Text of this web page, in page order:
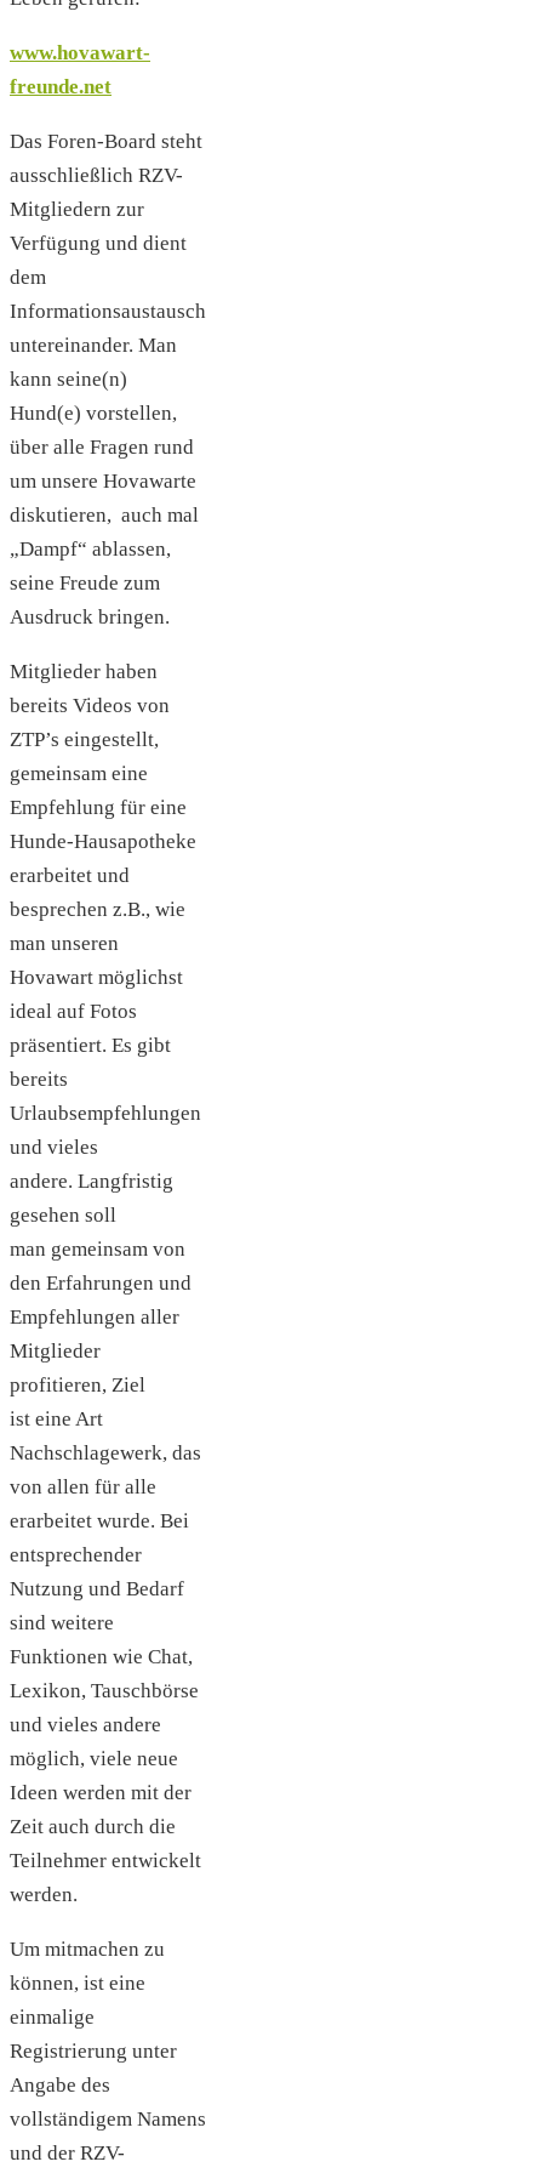
www.hovawart-
freunde.net
Das Foren-Board steht
ausschließlich RZV-
Mitgliedern zur
Verfügung und dient
dem
Informationsaustausch
untereinander. Man
kann seine(n)
Hund(e) vorstellen,
über alle Fragen rund
um unsere Hovawarte
diskutieren, auch mal
„Dampf“ ablassen,
seine Freude zum
Ausdruck bringen.
Mitglieder haben
bereits Videos von
ZTP’s eingestellt,
gemeinsam eine
Empfehlung für eine
Hunde-Hausapotheke
erarbeitet und
besprechen z.B., wie
man unseren
Hovawart möglichst
ideal auf Fotos
präsentiert. Es gibt
bereits
Urlaubsempfehlungen
und vieles
andere. Langfristig
gesehen soll
man gemeinsam von
den Erfahrungen und
Empfehlungen aller
Mitglieder
profitieren, Ziel
ist eine Art
Nachschlagewerk, das
von allen für alle
erarbeitet wurde. Bei
entsprechender
Nutzung und Bedarf
sind weitere
Funktionen wie Chat,
Lexikon, Tauschbörse
und vieles andere
möglich, viele neue
Ideen werden mit der
Zeit auch durch die
Teilnehmer entwickelt
werden.
Um mitmachen zu
können, ist eine
einmalige
Registrierung unter
Angabe des
vollständigem Namens
und der RZV-